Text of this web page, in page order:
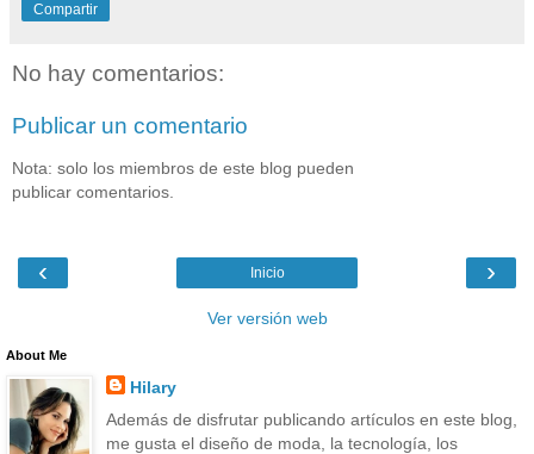
Compartir
No hay comentarios:
Publicar un comentario
Nota: solo los miembros de este blog pueden
publicar comentarios.
‹ ›
Inicio
Ver versión web
About Me
Hilary
Además de disfrutar publicando artículos en este blog,
me gusta el diseño de moda, la tecnología, los